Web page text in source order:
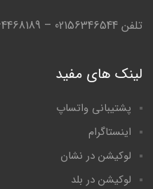
تلفن 02156346544 – 09364468189 – 09125236176
لینک های مفید
پشتیبانی واتساپ
اینستاگرام
لوکیشن در نشان
لوکیشن در بلد